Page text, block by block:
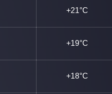
+21°C
+19°C
+18°C